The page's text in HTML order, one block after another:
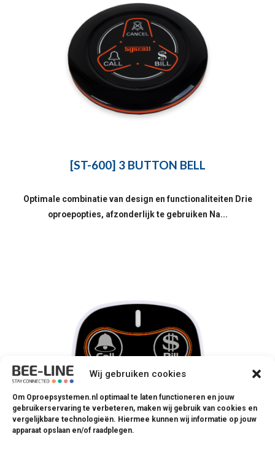
Wij gebruiken cookies
Om Oproepsystemen.nl optimaal te laten functioneren en jouw
gebruikerservaring te verbeteren, maken wij gebruik van cookies en
vergelijkbare technologieën. Hiermee kunnen wij informatie op jouw
apparaat opslaan en/of raadplegen.
[ST-600] 3 BUTTON BELL
Optimale combinatie van design en functionaliteiten Drie
oproepopties, afzonderlijk te gebruiken Na...